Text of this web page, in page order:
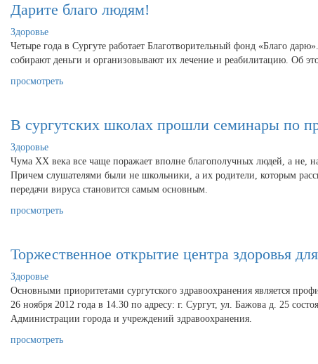
Дарите благо людям!
Здоровье
Четыре года в Сургуте работает Благотворительный фонд «Благо
собирают деньги и организовывают их лечение и реабилитацию. Об
просмотреть
В сургутских школах прошли семинары по
Здоровье
Чума XX века все чаще поражает вполне благополучных людей, а не,
Причем слушателями были не школьники, а их родители, которым
передачи вируса становится самым основным.
просмотреть
Торжественное открытие центра здоровья
Здоровье
Основными приоритетами сургутского здравоохранения является
26 ноября 2012 года в 14.30 по адресу: г. Сургут, ул. Бажова д. 25
Администрации города и учреждений здравоохранения.
просмотреть